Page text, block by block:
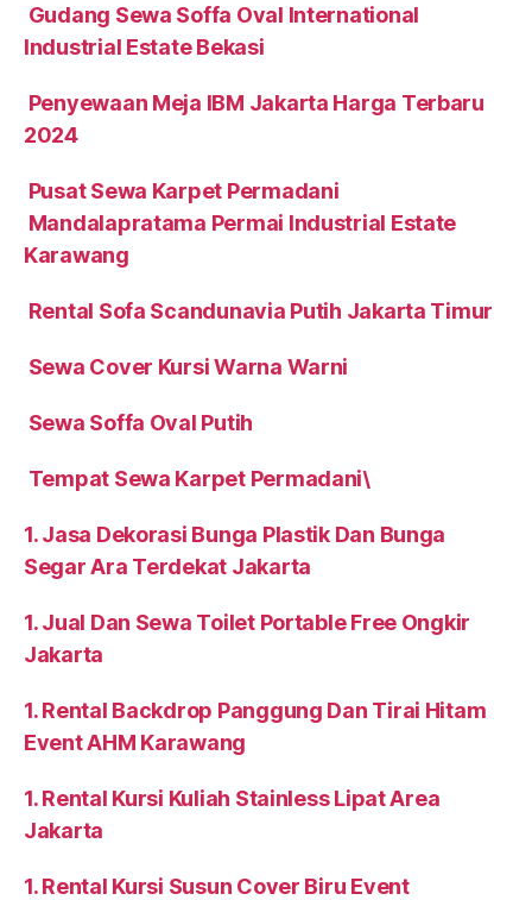
Gudang Sewa Soffa Oval International
Industrial Estate Bekasi
Penyewaan Meja IBM Jakarta Harga Terbaru
2024
Pusat Sewa Karpet Permadani
Mandalapratama Permai Industrial Estate
Karawang
Rental Sofa Scandunavia Putih Jakarta Timur
Sewa Cover Kursi Warna Warni
Sewa Soffa Oval Putih
Tempat Sewa Karpet Permadani\
1. Jasa Dekorasi Bunga Plastik Dan Bunga
Segar Ara Terdekat Jakarta
1. Jual Dan Sewa Toilet Portable Free Ongkir
Jakarta
1. Rental Backdrop Panggung Dan Tirai Hitam
Event AHM Karawang
1. Rental Kursi Kuliah Stainless Lipat Area
Jakarta
1. Rental Kursi Susun Cover Biru Event